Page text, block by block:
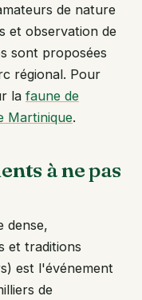
de nature
et observation de
sont proposées
régional. Pour
la faune de
Martinique.
à ne pas
dense,
et traditions
est l'événement
de